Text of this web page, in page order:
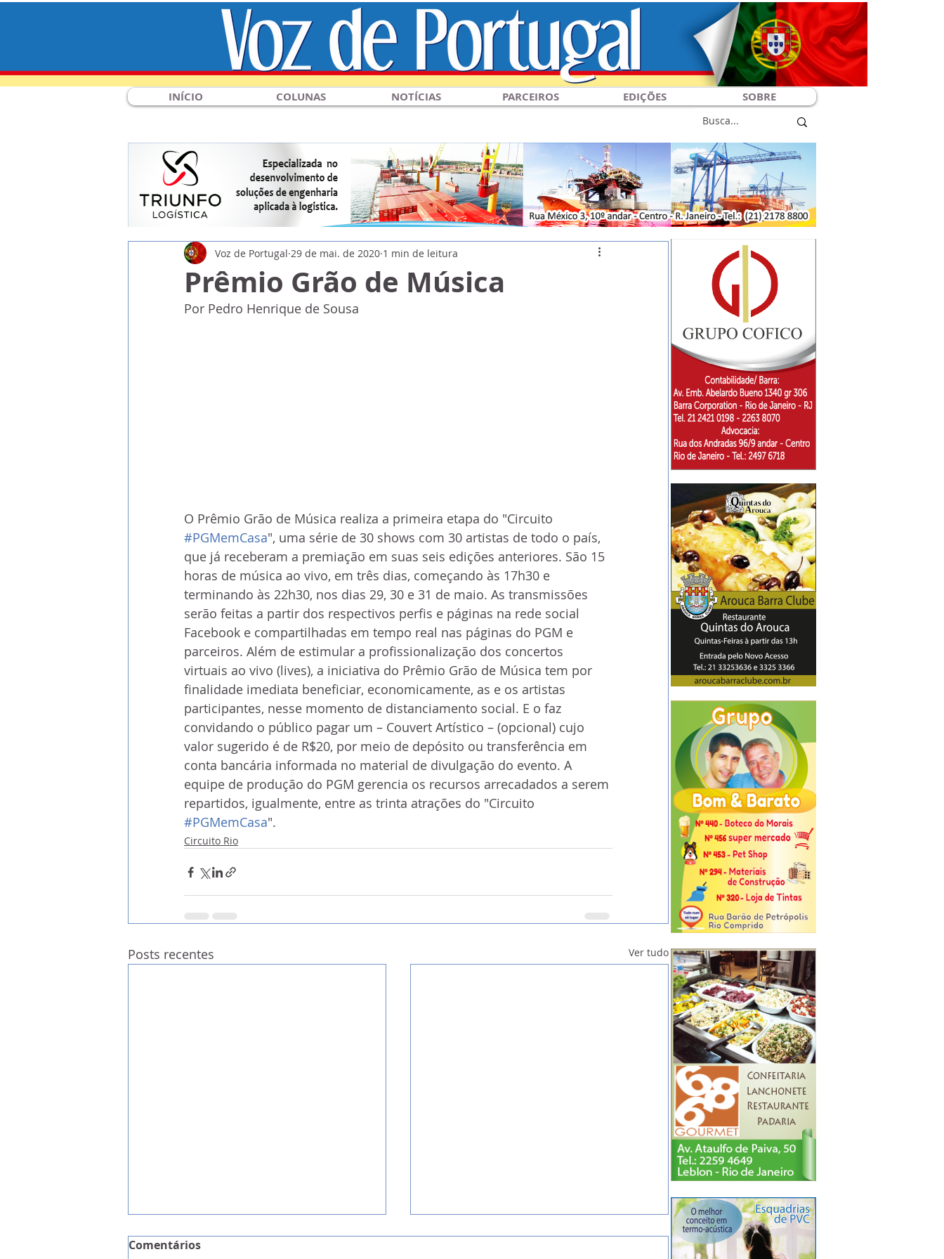
INÍCIO COLUNAS NOTÍCIAS PARCEIROS EDIÇÕES SOBRE
Prêmio Grão de Música
Voz de Portugal 29 de mai. de 2020 1 min de leitura
Por Pedro Henrique de Sousa
O Prêmio Grão de Música realiza a primeira etapa do "Circuito
#PGMemCasa", uma série de 30 shows com 30 artistas de todo o país,
que já receberam a premiação em suas seis edições anteriores. São 15
horas de música ao vivo, em três dias, começando às 17h30 e
terminando às 22h30, nos dias 29, 30 e 31 de maio. As transmissões
serão feitas a partir dos respectivos perfis e páginas na rede social
Facebook e compartilhadas em tempo real nas páginas do PGM e
parceiros. Além de estimular a profissionalização dos concertos
virtuais ao vivo (lives), a iniciativa do Prêmio Grão de Música tem por
finalidade imediata beneficiar, economicamente, as e os artistas
participantes, nesse momento de distanciamento social. E o faz
convidando o público pagar um – Couvert Artístico – (opcional) cujo
valor sugerido é de R$20, por meio de depósito ou transferência em
conta bancária informada no material de divulgação do evento. A
equipe de produção do PGM gerencia os recursos arrecadados a serem
repartidos, igualmente, entre as trinta atrações do "Circuito
#PGMemCasa".
Circuito Rio
Posts recentes Ver tudo
Comentários